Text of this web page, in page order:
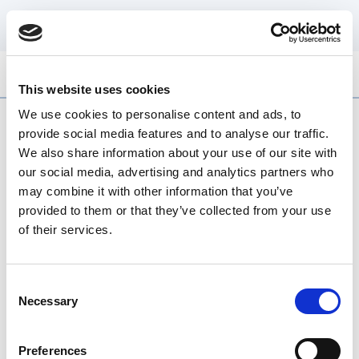
This website uses cookies
We use cookies to personalise content and ads, to
provide social media features and to analyse our traffic.
We also share information about your use of our site with
our social media, advertising and analytics partners who
may combine it with other information that you’ve
provided to them or that they’ve collected from your use
of their services.
Selection
Necessary
Preferences
Kies een schoonmaakpakket,
bekijk direct je offerte en boek ons
online!
werkzaamheden. Of kies de schoonmaak per uur,
dan mag je het zelf zeggen. Je ziet eerst de prijs
voordat je gaat bestellen.